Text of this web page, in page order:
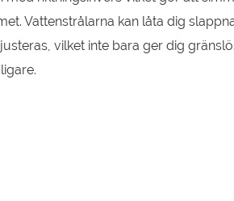
Vattenstrålarna kan låta dig
vilket inte bara ger dig